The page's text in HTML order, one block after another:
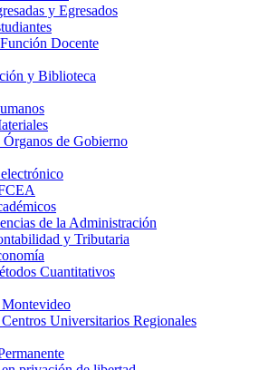
y Egresados
Docente
y Biblioteca
Órganos de Gobierno
de la Administración
y Tributaria
Cuantitativos
Montevideo
Universitarios Regionales